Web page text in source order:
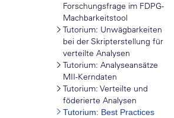
Forschungsfrage im FDPG-
Machbarkeitstool
Tutorium: Unwägbarkeiten
bei der Skripterstellung für
verteilte Analysen
Tutorium: Analyseansätze
MII-Kerndaten
Tutorium: Verteilte und
föderierte Analysen
Tutorium: Best Practices